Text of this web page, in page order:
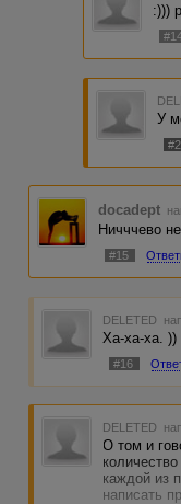
:)))
У
docadept
Ничччево
#15
DELETED
Ха-ха-ха. ))
#16
DELETED
О том и
каждой из
написать